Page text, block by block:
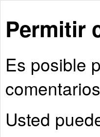
Permitir
Es posible
Usted